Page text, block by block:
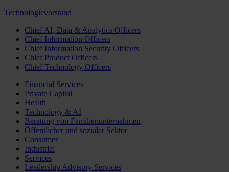
Technologievorstand
Chief AI, Data & Analytics Officers
Chief Information Officers
Chief Information Security Officers
Chief Product Officers
Chief Technology Officers
Financial Services
Private Capital
Health
Technology & AI
Beratung von Familienunternehmen
Öffentlicher und sozialer Sektor
Consumer
Industrial
Services
Leadership Advisory Services